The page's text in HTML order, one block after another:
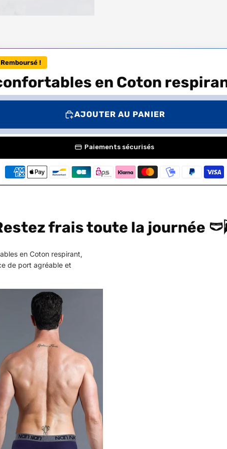
!
en Coton
AJOUTER AU PANIER
Paiements sécurisés
frais toute la journée
en Coton respirant,
de port agréable et